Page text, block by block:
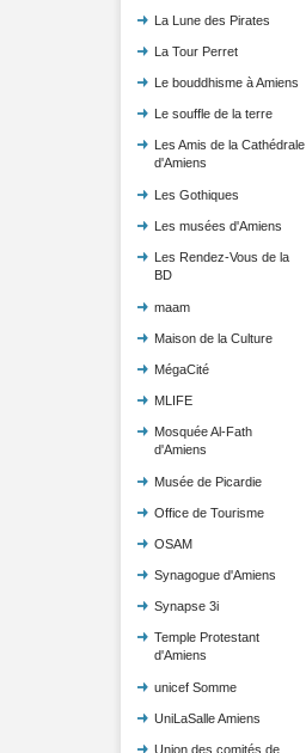
La Lune des Pirates
La Tour Perret
Le bouddhisme à Amiens
Le souffle de la terre
Les Amis de la Cathédrale
d'Amiens
Les Gothiques
Les musées d'Amiens
Les Rendez-Vous de la
BD
maam
Maison de la Culture
MégaCité
MLIFE
Mosquée Al-Fath
d'Amiens
Musée de Picardie
Office de Tourisme
OSAM
Synagogue d'Amiens
Synapse 3i
Temple Protestant
d'Amiens
unicef Somme
UniLaSalle Amiens
Union des comités de